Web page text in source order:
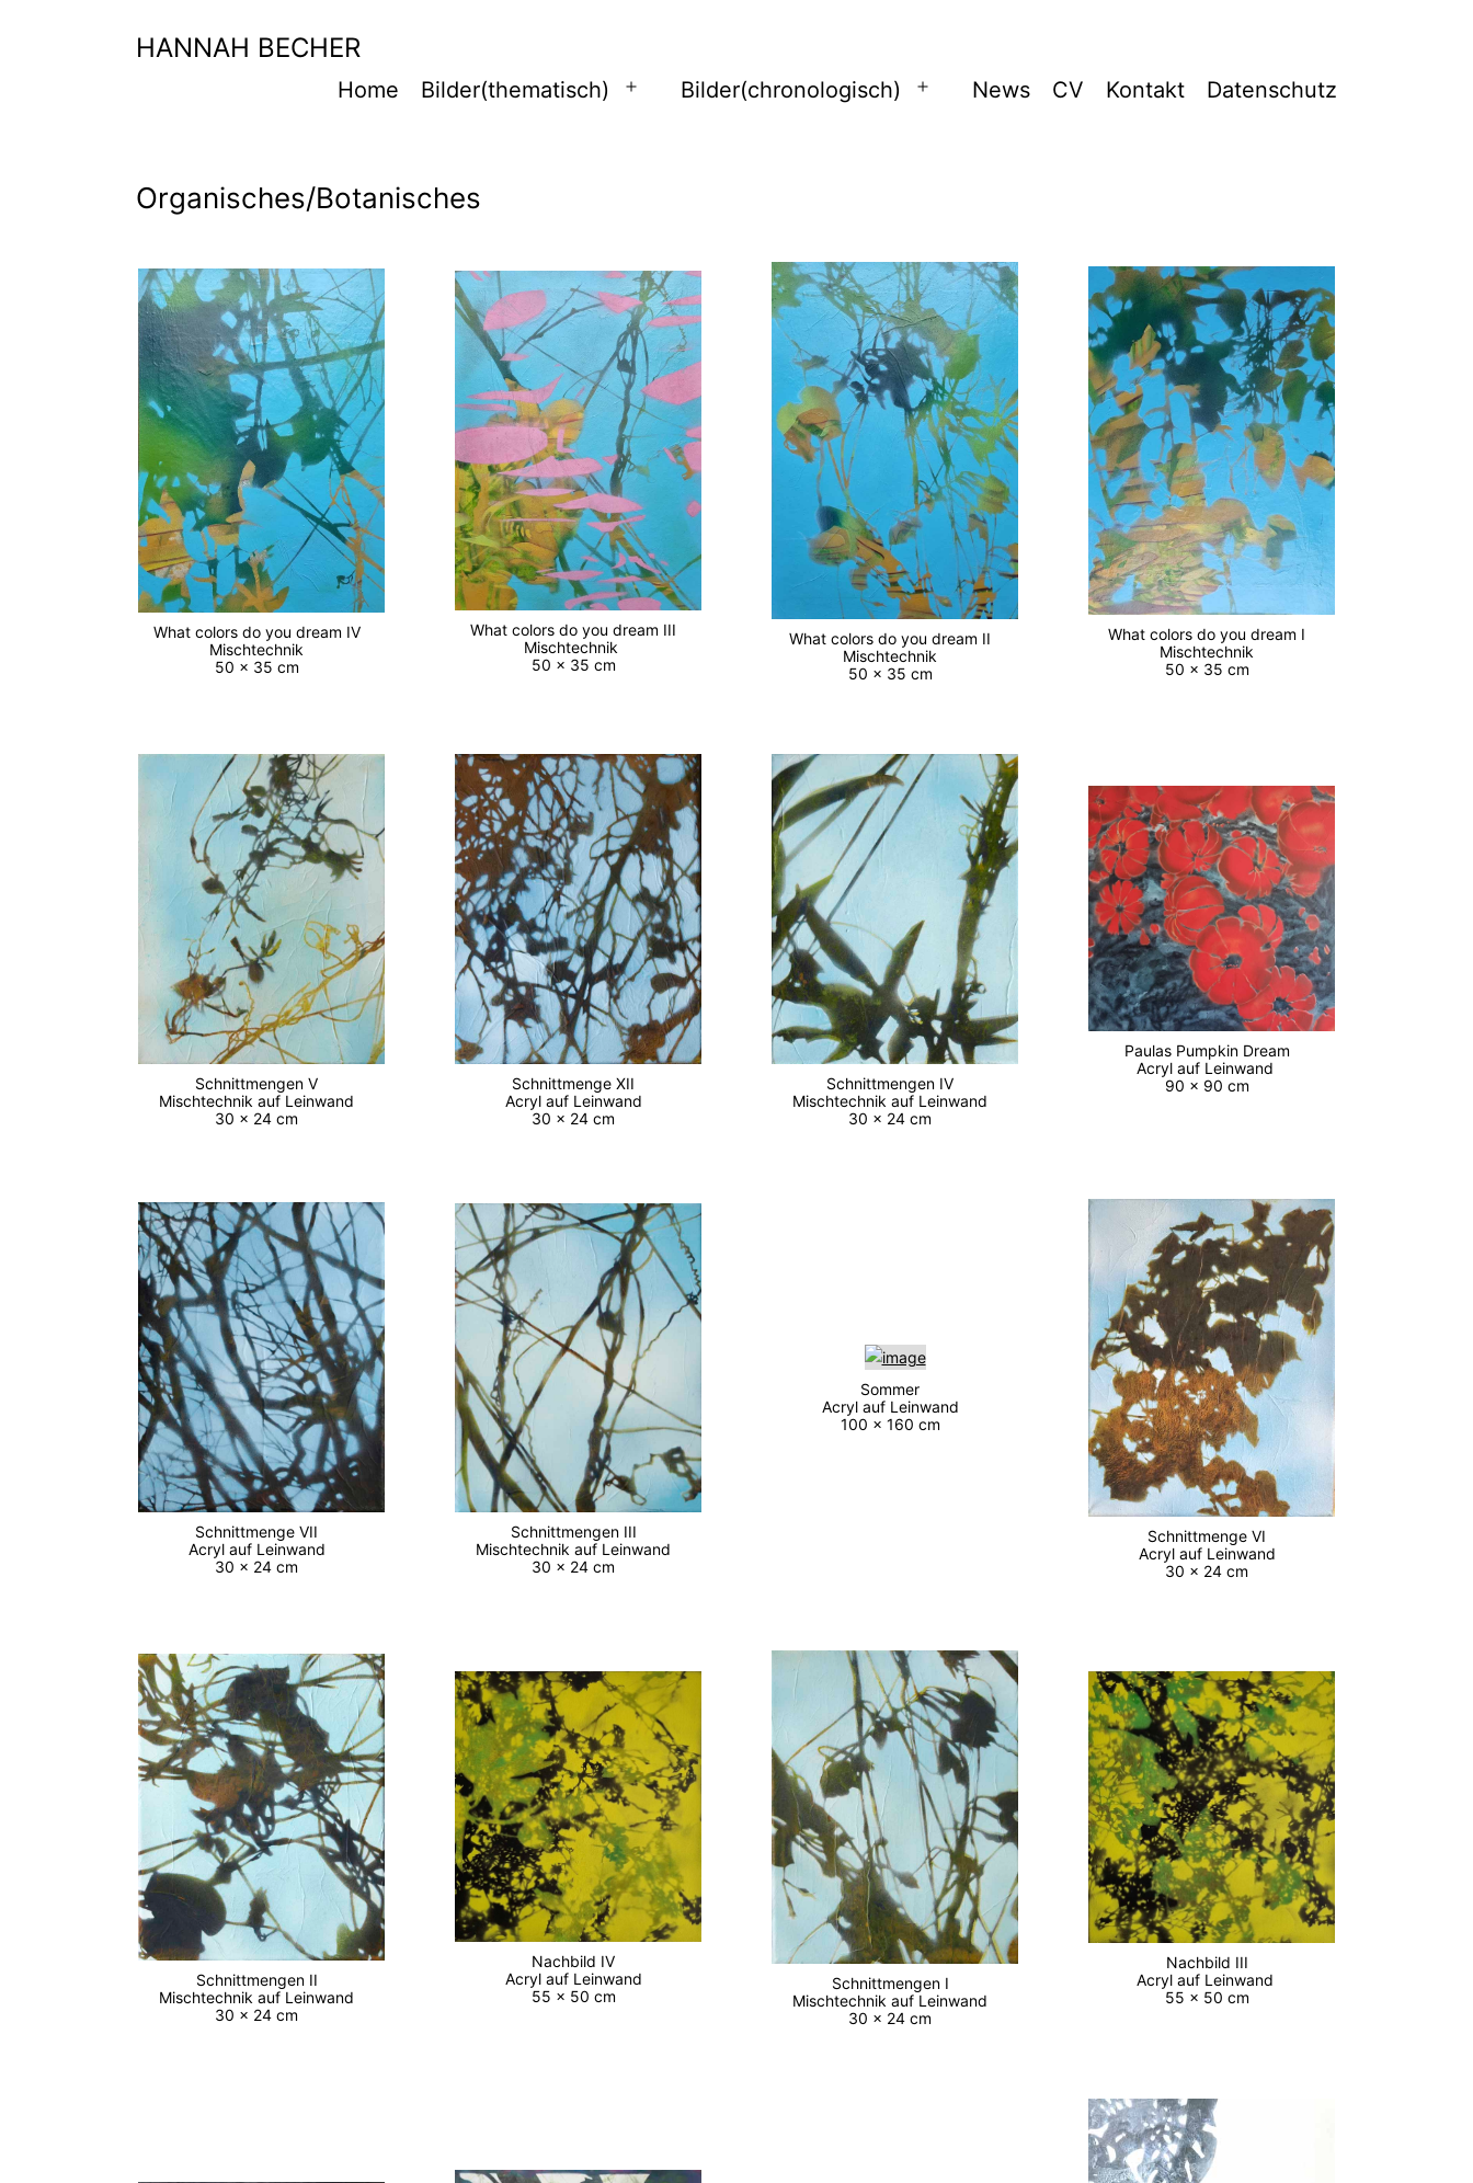
HANNAH BECHER
Home Bilder(thematisch)
Open
Bilder(chronologisch)
Open
News CV Kontakt Datenschutz
Organisches/Botanisches
What colors do you dream IV
Mischtechnik
50 x 35 cm
What colors do you dream III
Mischtechnik
50 x 35 cm
What colors do you dream II
Mischtechnik
50 x 35 cm
What colors do you dream I
Mischtechnik
50 x 35 cm
Schnittmengen V
Mischtechnik auf Leinwand
30 x 24 cm
Schnittmenge XII
Acryl auf Leinwand
30 x 24 cm
Schnittmengen IV
Mischtechnik auf Leinwand
30 x 24 cm
Paulas Pumpkin Dream
Acryl auf Leinwand
90 x 90 cm
Schnittmenge VII
Acryl auf Leinwand
30 x 24 cm
Schnittmengen III
Mischtechnik auf Leinwand
30 x 24 cm
Sommer
Acryl auf Leinwand
100 x 160 cm
Schnittmenge VI
Acryl auf Leinwand
30 x 24 cm
Schnittmengen II
Mischtechnik auf Leinwand
30 x 24 cm
Nachbild IV
Acryl auf Leinwand
55 x 50 cm
Schnittmengen I
Mischtechnik auf Leinwand
30 x 24 cm
Nachbild III
Acryl auf Leinwand
55 x 50 cm